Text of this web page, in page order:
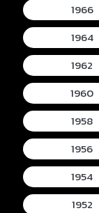
1966
1964
1962
1960
1958
1956
1954
1952